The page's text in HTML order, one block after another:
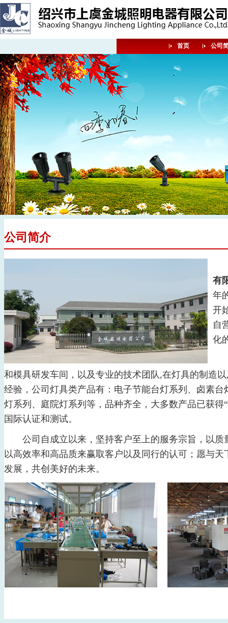
首页 公司
公司简介
有
年
开
自
化
和模具研发车间，以及专业的技术团队,在灯具的制造
经验，公司灯具类产品有：电子节能台灯系列、卤素
灯系列、庭院灯系列等，品种齐全，大多数产品已获得
国际认证和测试。
公司自成立以来，坚持客户至上的服务宗旨，以质
以高效率和高品质来赢取客户以及同行的认可；愿与
发展，共创美好的未来。